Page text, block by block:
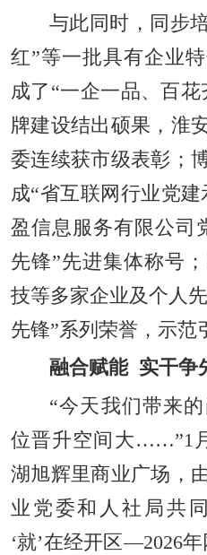
与此同时，同步
红”等一批具有企业
成了“一企一品、百
牌建设结出硕果，淮
委连续获市级表彰；
成“省互联网行业党
盈信息服务有限公司
先锋”先进集体称号
技等多家企业及个人
先锋”系列荣誉，示范
融合赋能 实干争
“今天我们带来
位晋升空间大……”1
湖旭辉里商业广场，
业党委和人社局共
‘就’在经开区—2026